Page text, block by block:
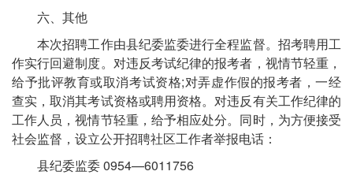
六、其他
本次招聘工作由县纪委监委进行全程监督。招考聘用工
作实行回避制度。对违反考试纪律的报考者，视情节轻重，
给予批评教育或取消考试资格;对弄虚作假的报考者，一经
查实，取消其考试资格或聘用资格。对违反有关工作纪律的
工作人员，视情节轻重，给予相应处分。同时，为方便接受
社会监督，设立公开招聘社区工作者举报电话：
县纪委监委 0954—6011756